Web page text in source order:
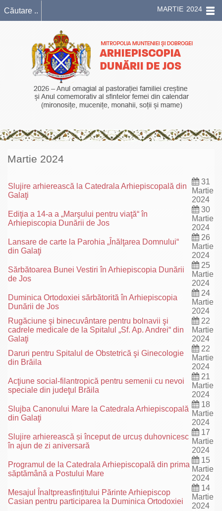
MARTIE 2024
Martie 2024
Slujire arhierească la Catedrala Arhiepiscopală din
Galaţi
31
Martie
2024
Ediţia a 14-a a „Marşului pentru viaţă“ în
Arhiepiscopia Dunării de Jos
30
Martie
2024
Lansare de carte la Parohia „Înălţarea Domnului“
din Galaţi
26
Martie
2024
Sărbătoarea Bunei Vestiri în Arhiepiscopia Dunării
de Jos
25
Martie
2024
Duminica Ortodoxiei sărbătorită în Arhiepiscopia
Dunării de Jos
24
Martie
2024
Rugăciune şi binecuvântare pentru bolnavii şi
cadrele medicale de la Spitalul „Sf. Ap. Andrei“ din
Galaţi
22
Martie
2024
Daruri pentru Spitalul de Obstetrică şi Ginecologie
din Brăila
22
Martie
2024
Acţiune social-filantropică pentru semenii cu nevoi
speciale din judeţul Brăila
21
Martie
2024
Slujba Canonului Mare la Catedrala Arhiepiscopală
din Galaţi
18
Martie
2024
Slujire arhierească și început de urcuș duhovnicesc
în ajun de zi aniversară
17
Martie
2024
Programul de la Catedrala Arhiepiscopală din prima
săptămână a Postului Mare
15
Martie
2024
Mesajul Înaltpreasfințitului Părinte Arhiepiscop
Casian pentru participarea la Duminica Ortodoxiei
14
Martie
2024